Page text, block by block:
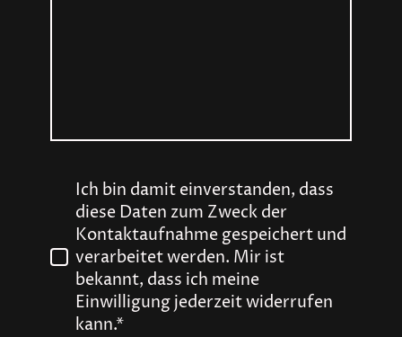
Ich bin damit einverstanden, dass
diese Daten zum Zweck der
Kontaktaufnahme gespeichert und
verarbeitet werden. Mir ist
bekannt, dass ich meine
Einwilligung jederzeit widerrufen
kann.*